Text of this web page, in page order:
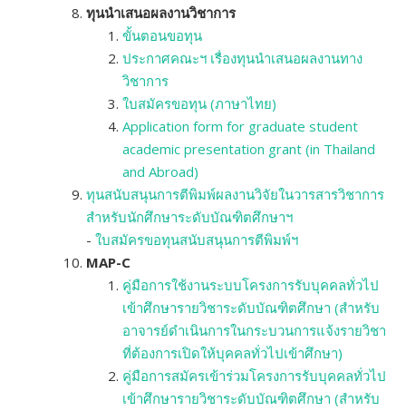
ทุนนำเสนอผลงานวิชาการ
ขั้นตอนขอทุน
ประกาศคณะฯ เรื่องทุนนำเสนอผลงานทาง
วิชาการ
ใบสมัครขอทุน (ภาษาไทย)
Application form for graduate student
academic presentation grant (in Thailand
and Abroad)
ทุนสนับสนุนการตีพิมพ์ผลงานวิจัยในวารสารวิชาการ
สำหรับนักศึกษาระดับบัณฑิตศึกษาฯ
- ใบสมัครขอทุนสนับสนุนการตีพิมพ์ฯ
MAP-C
คู่มือการใช้งานระบบโครงการรับบุคคลทั่วไป
เข้าศึกษารายวิชาระดับบัณฑิตศึกษา (สำหรับ
อาจารย์ดำเนินการในกระบวนการแจ้งรายวิชา
ที่ต้องการเปิดให้บุคคลทั่วไปเข้าศึกษา)
คู่มือการสมัครเข้าร่วมโครงการรับบุคคลทั่วไป
เข้าศึกษารายวิชาระดับบัณฑิตศึกษา (สำหรับ